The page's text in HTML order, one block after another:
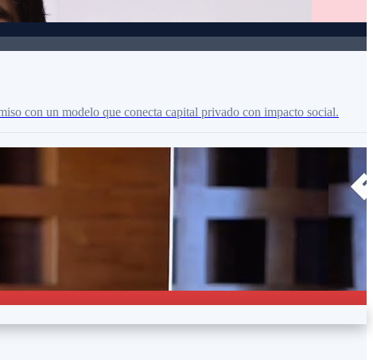
con un modelo que conecta capital privado con impacto social.